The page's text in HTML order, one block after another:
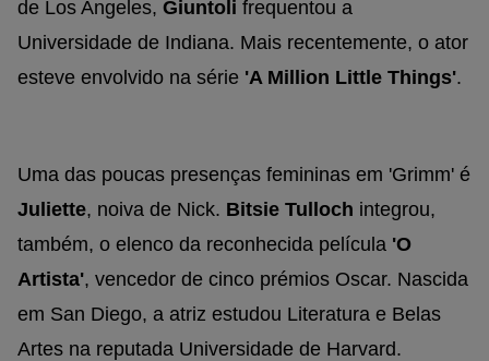
de Los Angeles, Giuntoli frequentou a
Universidade de Indiana. Mais recentemente, o ator
esteve envolvido na série 'A Million Little Things'.
Uma das poucas presenças femininas em 'Grimm' é
Juliette, noiva de Nick. Bitsie Tulloch integrou,
também, o elenco da reconhecida película 'O
Artista', vencedor de cinco prémios Oscar. Nascida
em San Diego, a atriz estudou Literatura e Belas
Artes na reputada Universidade de Harvard.